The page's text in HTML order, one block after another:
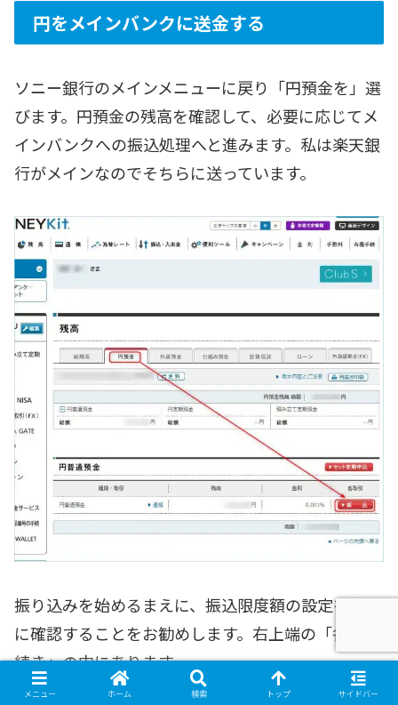
円をメインバンクに送金する
ソニー銀行のメインメニューに戻り「円預金を」選
びます。円預金の残高を確認して、必要に応じてメ
インバンクへの振込処理へと進みます。私は楽天銀
行がメインなのでそちらに送っています。
振り込みを始めるまえに、振込限度額の設定を事前
に確認することをお勧めします。右上端の「各種手
続き」の中にあります。
メニュー ホーム 検索 トップ サイドバー